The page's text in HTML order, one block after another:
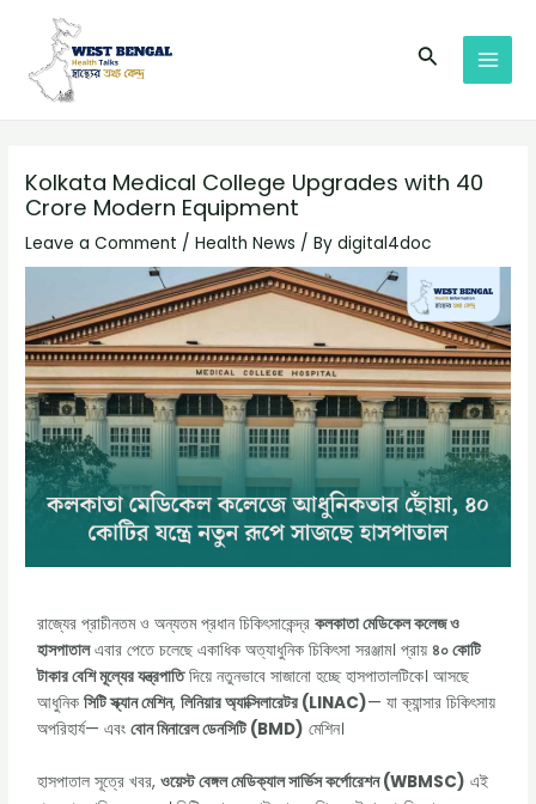
content
Search
Kolkata Medical College Upgrades with 40
Crore Modern Equipment
Leave a Comment /Health News / Bydigital4doc
রাজ্যের প্রাচীনতম ও অন্যতম প্রধান চিকিৎসাকেন্দ্রকলকাতা মেডিকেল কলেজ ও
হাসপাতালএবার পেতে চলেছে একাধিক অত্যাধুনিক চিকিৎসা সরঞ্জাম। প্রায়৪০ কোটি
টাকার বেশি মূল্যের যন্ত্রপাতিদিয়ে নতুনভাবে সাজানো হচ্ছে হাসপাতালটিকে। আসছে
আধুনিকসিটি স্ক্যান মেশিন,লিনিয়ার অ্যাক্সিলারেটর (LINAC)— যা ক্যান্সার চিকিৎসায়
অপরিহার্য— এবংবোন মিনারেল ডেনসিটি (BMD) মেশিন।
হাসপাতাল সূত্রে খবর,ওয়েস্ট বেঙ্গল মেডিক্যাল সার্ভিস কর্পোরেশন (WBMSC) এই
navigation